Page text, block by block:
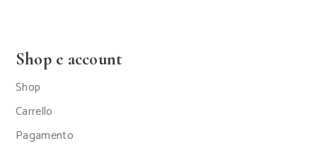
Shop e account
Shop
Carrello
Pagamento